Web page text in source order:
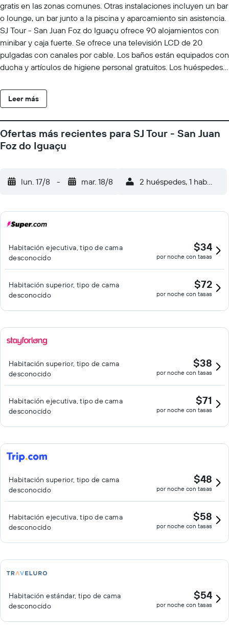
gratis en las zonas comunes. Otras instalaciones incluyen un bar
o lounge, un bar junto a la piscina y aparcamiento sin asistencia.
SJ Tour - San Juan Foz do Iguaçu ofrece 90 alojamientos con
minibar y caja fuerte. Se ofrece una televisión LCD de 20
pulgadas con canales por cable. Los baños están equipados con
ducha y artículos de higiene personal gratuitos. Los huéspedes
wifi gratis. Los servicios para las personas de negocios incluyen
escritorio y teléfono. Se ofrece servicio de limpieza todos los
piscina al aire libre y piscina infantil. Otros servicios de ocio y
esparcimiento incluyen gimnasio. Se pueden practicar las
actividades de ocio y esparcimiento que se indican más abajo
aplique un recargo).
Leer más
Ofertas más recientes para SJ Tour - San Juan
Foz do Iguaçu
lun. 17/8 - mar. 18/8 2 huéspedes, 1
Habitación ejecutiva, tipo de cama
desconocido
$34
por noche con tasas
Habitación superior, tipo de cama
desconocido
$72
por noche con tasas
Habitación superior, tipo de cama
desconocido
$38
por noche con tasas
Habitación ejecutiva, tipo de cama
desconocido
$71
por noche con tasas
Habitación superior, tipo de cama
desconocido
$48
por noche con tasas
Habitación ejecutiva, tipo de cama
desconocido
$58
por noche con tasas
Habitación estándar, tipo de cama
desconocido
$54
por noche con tasas